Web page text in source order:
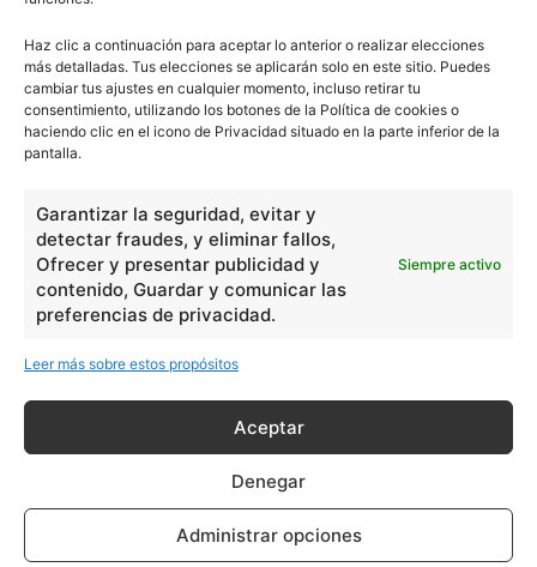
Haz clic a continuación para aceptar lo anterior o realizar elecciones
más detalladas. Tus elecciones se aplicarán solo en este sitio. Puedes
cambiar tus ajustes en cualquier momento, incluso retirar tu
consentimiento, utilizando los botones de la Política de cookies o
haciendo clic en el icono de Privacidad situado en la parte inferior de la
pantalla.
Garantizar la seguridad, evitar y
detectar fraudes, y eliminar fallos,
Ofrecer y presentar publicidad y
contenido, Guardar y comunicar las
preferencias de privacidad.
Siempre activo
Leer más sobre estos propósitos
Aceptar
Denegar
Administrar opciones
Historia de Ucrania
- Publicidad -